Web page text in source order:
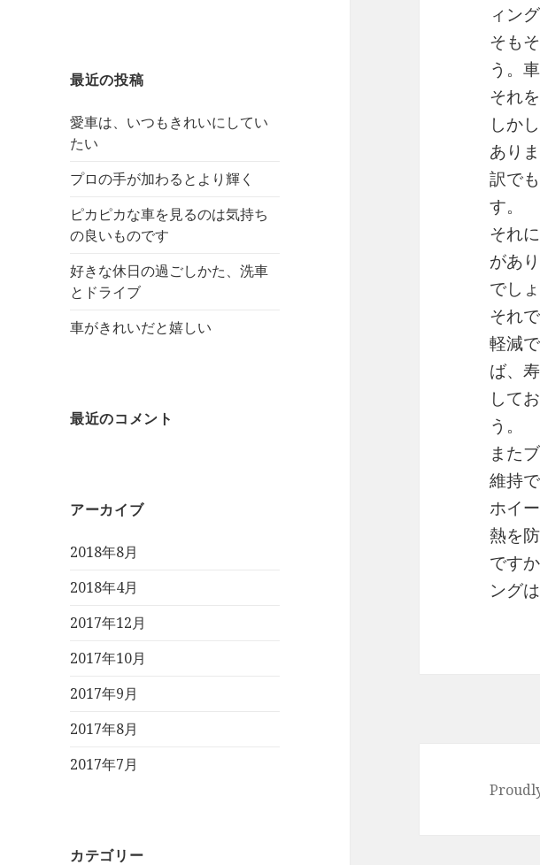
最近の投稿
愛車は、いつもきれいにしてい
たい
プロの手が加わるとより輝く
ピカピカな車を見るのは気持ち
の良いものです
好きな休日の過ごしかた、洗車
とドライブ
車がきれいだと嬉しい
最近のコメント
アーカイブ
2018年8月
2018年4月
2017年12月
2017年10月
2017年9月
2017年8月
2017年7月
カテゴリー
ィン
そも
う。
それ
しか
あり
訳で
す。
それ
があ
でしょ
それ
軽減
ば、
して
う。
また
維持
ホイ
熱を
です
ング